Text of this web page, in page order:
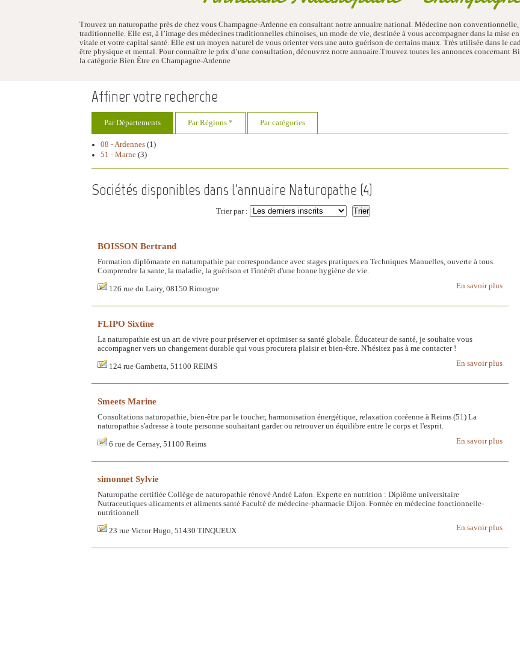
Trouvez un naturopathe près de chez vous Champagne-Ardenne en consultant notre annuaire national. Médecine non
traditionnelle. Elle est, à l’image des médecines traditionnelles chinoises, un mode de vie, destinée à vous accompagner dans la mise
vitale et votre capital santé. Elle est un moyen naturel de vous orienter vers une auto guérison de certains maux. Très utilisée dans le
être physique et mental. Pour connaître le prix d’une consultation, découvrez notre annuaire.Trouvez toutes les annonces concernant
la catégorie Bien Être en Champagne-Ardenne
Affiner votre recherche
Par Départements Par Régions * Par catégories
08 - Ardennes (1)
51 - Marne (3)
Sociétés disponibles dans l'annuaire Naturopathe (4)
Trier par :
BOISSON Bertrand
Formation diplômante en naturopathie par correspondance avec stages pratiques en Techniques Manuelles, ouverte à tous.
Comprendre la sante, la maladie, la guérison et l'intérêt d'une bonne hygiène de vie.
En savoir plus
126 rue du Lairy, 08150 Rimogne
FLIPO Sixtine
La naturopathie est un art de vivre pour préserver et optimiser sa santé globale. Éducateur de santé, je souhaite vous
accompagner vers un changement durable qui vous procurera plaisir et bien-être. N'hésitez pas à me contacter !
En savoir plus
124 rue Gambetta, 51100 REIMS
Smeets Marine
Consultations naturopathie, bien-être par le toucher, harmonisation énergétique, relaxation coréenne à Reims (51) La
naturopathie s'adresse à toute personne souhaitant garder ou retrouver un équilibre entre le corps et l'esprit.
En savoir plus
6 rue de Cernay, 51100 Reims
simonnet Sylvie
Naturopathe certifiée Collège de naturopathie rénové André Lafon. Experte en nutrition : Diplôme universitaire
Nutraceutiques-alicaments et aliments santé Faculté de médecine-pharmacie Dijon. Formée en médecine fonctionnelle-
nutritionnell
En savoir plus
23 rue Victor Hugo, 51430 TINQUEUX